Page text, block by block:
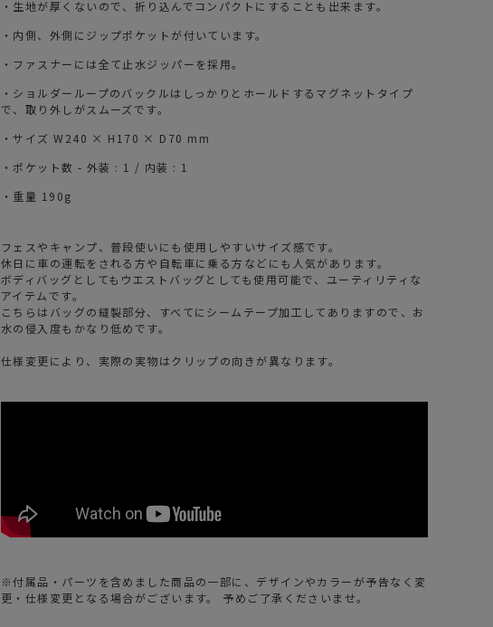
・生地が厚くないので、折り込んでコンパクトにすることも出来ます。
・内側、外側にジップポケットが付いています。
・ファスナーには全て止水ジッパーを採用。
・ショルダーループのバックルはしっかりとホールドするマグネットタイプ
で、取り外しがスムーズです。
・サイズ W240 × H170 × D70 mm
・ポケット数 - 外装 : 1 / 内装 : 1
・重量 190g
フェスやキャンプ、普段使いにも使用しやすいサイズ感です。
休日に車の運転をされる方や自転車に乗る方などにも人気があります。
ボディバッグとしてもウエストバッグとしても使用可能で、ユーティリティな
アイテムです。
こちらはバッグの縫製部分、すべてにシームテープ加工してありますので、お
水の侵入度もかなり低めです。
仕様変更により、実際の実物はクリップの向きが異なります。
※付属品・パーツを含めました商品の一部に、デザインやカラーが予告なく変
更・仕様変更となる場合がございます。 予めご了承くださいませ。